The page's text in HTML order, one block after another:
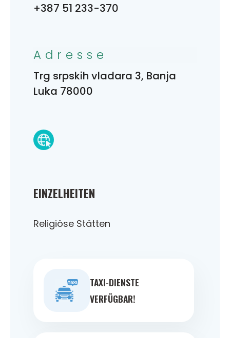
EINZELHEITEN
Religiöse Stätten
TAXI-DIENSTE
VERFÜGBAR!
+387 51 233-370
Adresse
Trg srpskih vladara 3, Banja
Luka 78000